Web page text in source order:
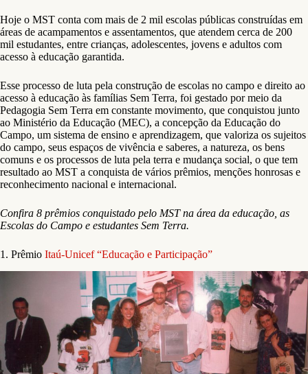
Hoje o MST conta com mais de 2 mil escolas públicas construídas em
áreas de acampamentos e assentamentos, que atendem cerca de 200
mil estudantes, entre crianças, adolescentes, jovens e adultos com
acesso à educação garantida.
Esse processo de luta pela construção de escolas no campo e direito ao
acesso à educação às famílias Sem Terra, foi gestado por meio da
Pedagogia Sem Terra em constante movimento, que conquistou junto
ao Ministério da Educação (MEC), a concepção da Educação do
Campo, um sistema de ensino e aprendizagem, que valoriza os sujeitos
do campo, seus espaços de vivência e saberes, a natureza, os bens
comuns e os processos de luta pela terra e mudança social, o que tem
resultado ao MST a conquista de vários prêmios, menções honrosas e
reconhecimento nacional e internacional.
Confira 8 prêmios conquistado pelo MST na área da educação, as
Escolas do Campo e estudantes Sem Terra.
1. Prêmio Itaú-Unicef “Educação e Participação”